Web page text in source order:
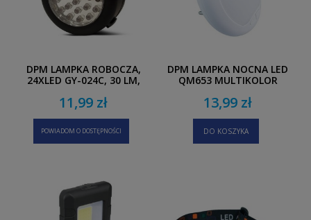
DPM LAMPKA ROBOCZA,
24XLED GY-024C, 30 LM,
11,99 zł
POWIADOM O DOSTĘPNOŚCI
DPM LAMPKA NOCNA LED
QM653 MULTIKOLOR
13,99 zł
DO KOSZYKA